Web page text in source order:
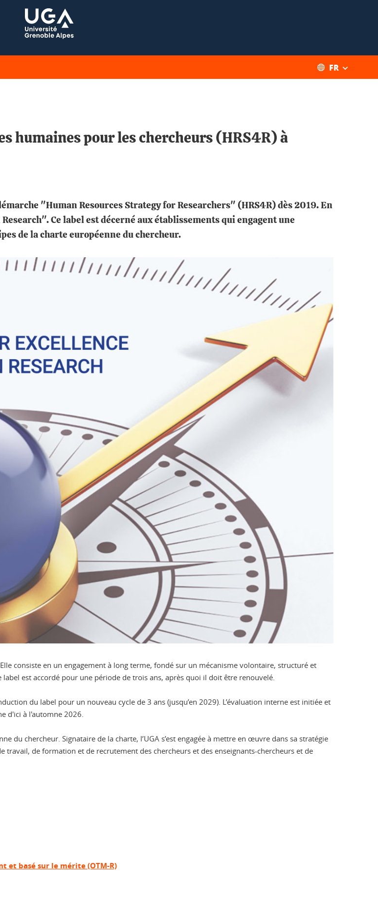
FR
humaines pour les chercheurs (HRS4R) à
"Human Resources Strategy for Researchers" (HRS4R) dès 2019. En
Ce label est décerné aux établissements qui engagent une
de la charte européenne du chercheur.
consiste en un engagement à long terme, fondé sur un mécanisme volontaire, structuré et
est accordé pour une période de trois ans, après quoi il doit être renouvelé.
du label pour un nouveau cycle de 3 ans (jusqu’en 2029). L’évaluation interne est initiée et
d'ici à l'automne 2026.
du chercheur. Signataire de la charte, l’UGA s’est engagée à mettre en œuvre dans sa stratégie
travail, de formation et de recrutement des chercheurs et des enseignants-chercheurs et de
basé sur le mérite (OTM-R)